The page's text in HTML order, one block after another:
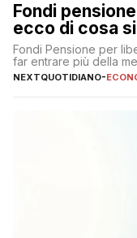
Fondi
ecco di cosa
Fondi Pensione per
far entrare più della
NEXTQUOTIDIANO-